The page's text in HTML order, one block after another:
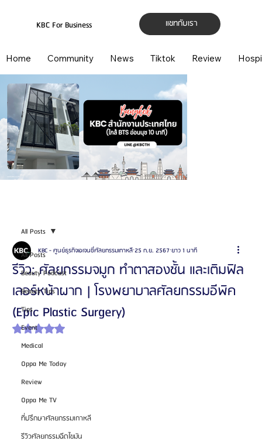
แชทกับเรา
KBC For Business
Home Community News Tiktok Review
All Posts
Beauty Podcast
Beauty Tips
Tips
Event
Medical
Oppa Me Today
Review
Oppa Me TV
ที่ปรึกษาศัลยกรรมเกาหลี
รีวิวศัลยกรรมฉีดไขมัน
All Posts
รีวิว: ศัลยกรรมจมูก ทำตาสองชั้น และเติมฟิล
เลอร์หน้าผาก | โรงพยาบาลศัลยกรรมอีพิค
(Epic Plastic Surgery)
KBC - ศูนย์ธุรกิจเอเจนซี่ศัลยกรรมเกาหลี25 ก.ย. 2567 ยาว 1 นาที
ได้รับ NaN เต็ม 5 ดาว